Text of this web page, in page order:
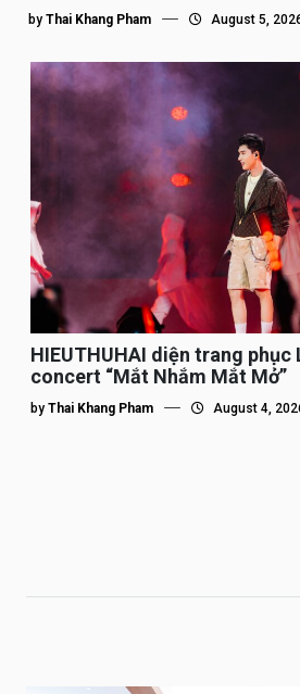
by Thai Khang Pham August 5,
HIEUTHUHAI diện trang
concert “Mắt Nhắm Mắt Mở”
by Thai Khang Pham August 4,